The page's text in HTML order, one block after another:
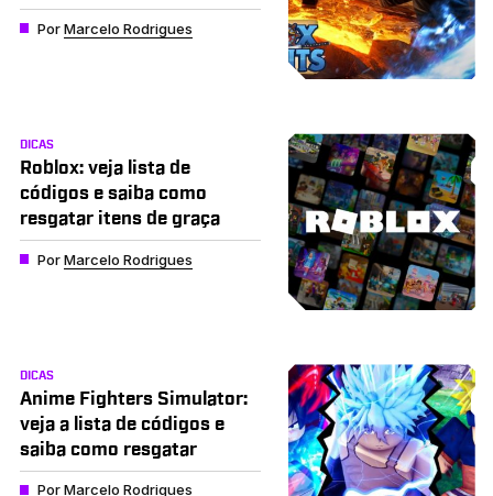
PorMarcelo Rodrigues
DICAS
Roblox: veja lista de
códigos e saiba como
resgatar itens de graça
PorMarcelo Rodrigues
DICAS
Anime Fighters Simulator:
veja a lista de códigos e
saiba como resgatar
PorMarcelo Rodrigues